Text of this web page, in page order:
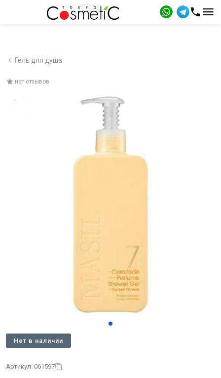
Гель для душа
нет отзывов
Нет в наличии
Артикул: 061597